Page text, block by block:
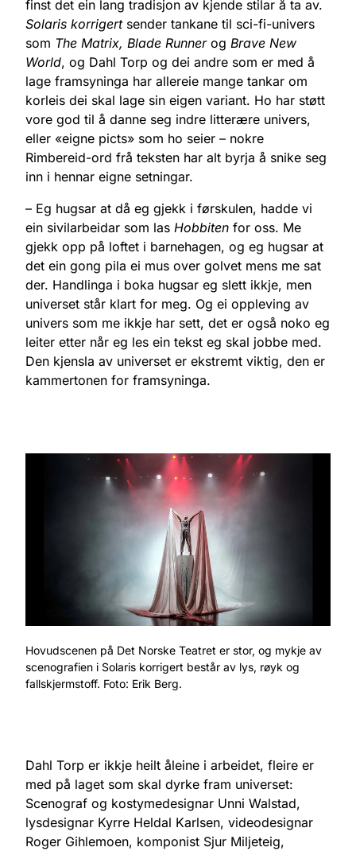
finst det ein lang tradisjon av kjende stilar å ta av.
Solaris korrigertsender tankane til sci-fi-univers
som The Matrix, Blade Runnerog Brave New
World, og Dahl Torp og dei andre som er med å
lage framsyninga har allereie mange tankar om
korleis dei skal lage sin eigen variant. Ho har støtt
vore god til å danne seg indre litterære univers,
eller «eigne picts» som ho seier – nokre
Rimbereid-ord frå teksten har alt byrja å snike seg
inn i hennar eigne setningar.
– Eg hugsar at då eg gjekk i førskulen, hadde vi
ein sivilarbeidar som las Hobbiten for oss. Me
gjekk opp på loftet i barnehagen, og eg hugsar at
det ein gong pila ei mus over golvet mens me sat
der. Handlinga i boka hugsar eg slett ikkje, men
universet står klart for meg. Og ei oppleving av
univers som me ikkje har sett, det er også noko eg
leiter etter når eg les ein tekst eg skal jobbe med.
Den kjensla av universet er ekstremt viktig, den er
kammertonen for framsyninga.
Hovudscenen på Det Norske Teatret er stor, og mykje av
scenografien i Solaris korrigert består av lys, røyk og
fallskjermstoff. Foto: Erik Berg.
Dahl Torp er ikkje heilt åleine i arbeidet, fleire er
med på laget som skal dyrke fram universet:
Scenograf og kostymedesignar Unni Walstad,
lysdesignar Kyrre Heldal Karlsen, videodesignar
Roger Gihlemoen, komponist Sjur Miljeteig,